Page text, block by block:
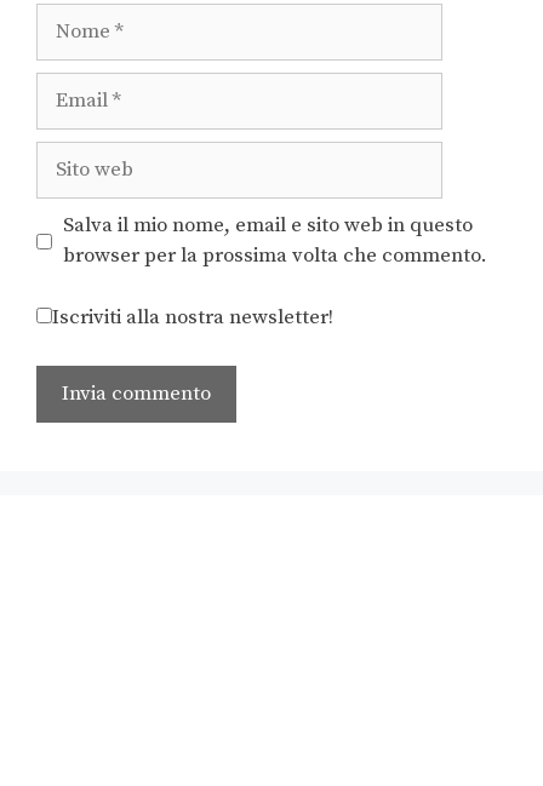
Salva il mio nome, email e sito web in questo
browser per la prossima volta che commento.
Iscriviti alla nostra newsletter!